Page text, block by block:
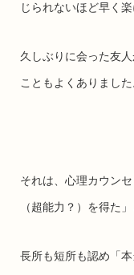
じられないほど早く
久しぶりに会った友
こともよくありました
それは、心理カウン
（超能力？）を得た
長所も短所も認め「